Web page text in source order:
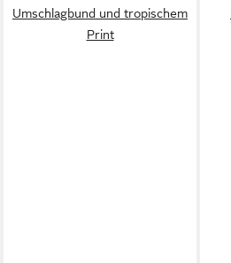
Umschlagbund und tropischem
Print